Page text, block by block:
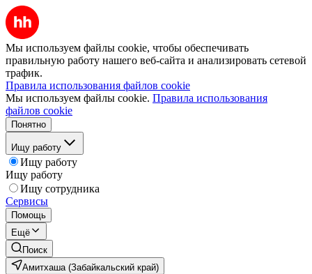
Мы используем файлы cookie, чтобы обеспечивать
правильную работу нашего веб-сайта и анализировать сетевой
трафик.
Правила использования файлов cookie
Мы используем файлы cookie. Правила использования
файлов cookie
Понятно
Ищу работу
Ищу работу
Ищу работу
Ищу сотрудника
Сервисы
Помощь
Ещё
Поиск
Амитхаша (Забайкальский край)